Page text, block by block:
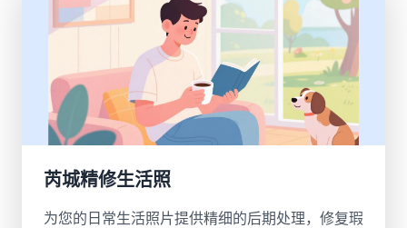
芮城精修生活照
为您的日常生活照片提供精细的后期处理，修复瑕